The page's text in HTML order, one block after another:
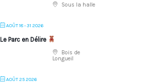
Sous la halle
AOÛT 18 - 31 2026
Le Parc en Délire
Bois de
Longueil
AOÛT 25 2026